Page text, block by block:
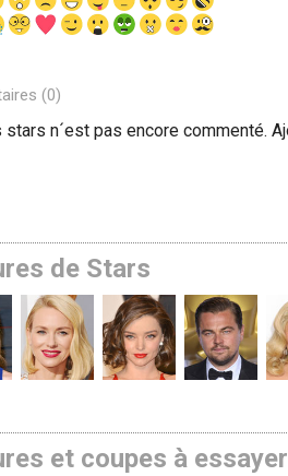
(0)
stars n´est pas encore commenté.
de Stars
et coupes à